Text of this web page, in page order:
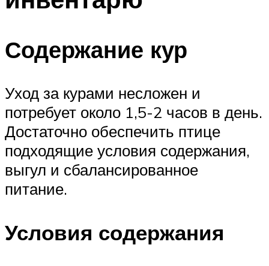
Содержание кур
Уход за курами несложен и
потребует около 1,5-2 часов в день.
Достаточно обеспечить птице
подходящие условия содержания,
выгул и сбалансированное
питание.
Условия содержания